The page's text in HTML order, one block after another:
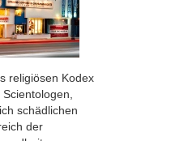
religiösen Kodex
schädlichen
der